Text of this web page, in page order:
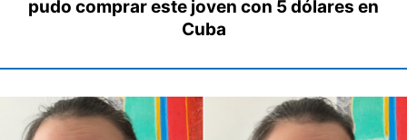
pudo comprar este joven con 5 dólares en
Cuba